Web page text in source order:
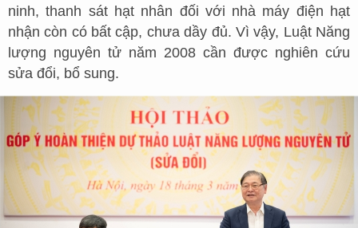
ninh, thanh sát hạt nhân đối với nhà máy điện hạt
nhận còn có bất cập, chưa dầy đủ. Vì vậy, Luật Năng
lượng nguyên tử năm 2008 cần được nghiên cứu
sửa đổi, bổ sung.